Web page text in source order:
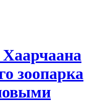
зоопарка